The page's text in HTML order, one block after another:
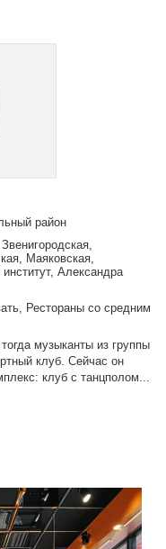
район
Маяковская,
Александра
Рестораны со средним
музыканты из группы
клуб. Сейчас он
клуб с танцполом...